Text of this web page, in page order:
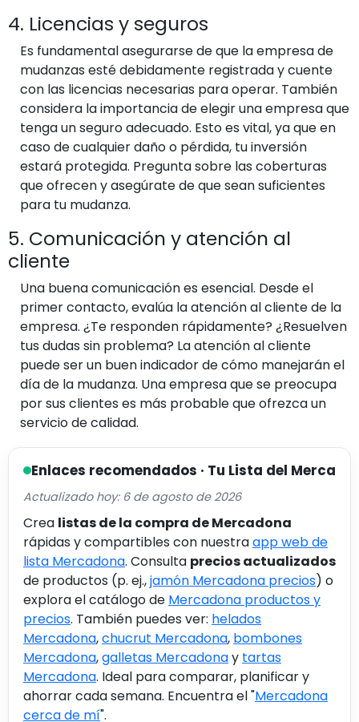
4. Licencias y seguros
Es fundamental asegurarse de que la empresa de
mudanzas esté debidamente registrada y cuente
con las licencias necesarias para operar. También
considera la importancia de elegir una empresa que
tenga un seguro adecuado. Esto es vital, ya que en
caso de cualquier daño o pérdida, tu inversión
estará protegida. Pregunta sobre las coberturas
que ofrecen y asegúrate de que sean suficientes
para tu mudanza.
5. Comunicación y atención al
cliente
Una buena comunicación es esencial. Desde el
primer contacto, evalúa la atención al cliente de la
empresa. ¿Te responden rápidamente? ¿Resuelven
tus dudas sin problema? La atención al cliente
puede ser un buen indicador de cómo manejarán el
día de la mudanza. Una empresa que se preocupa
por sus clientes es más probable que ofrezca un
servicio de calidad.
Enlaces recomendados · Tu Lista del Merca
Actualizado hoy: 6 de agosto de 2026
Crea listas de la compra de Mercadona
rápidas y compartibles con nuestraapp web de
lista Mercadona. Consulta precios actualizados
de productos (p. ej.,jamón Mercadona precios) o
explora el catálogo de Mercadona productos y
precios. También puedes ver: helados
Mercadona,chucrut Mercadona, bombones
Mercadona,galletas Mercadonay tartas
Mercadona. Ideal para comparar, planificar y
ahorrar cada semana. Encuentra el "Mercadona
cerca de mí".